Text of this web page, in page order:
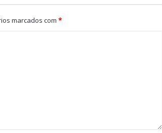
marcados com *